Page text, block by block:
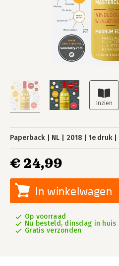
Paperback NL 2018 1e druk
€ 24,99
In winkelwagen
Op voorraad
Nu besteld, dinsdag in huis
Gratis verzonden